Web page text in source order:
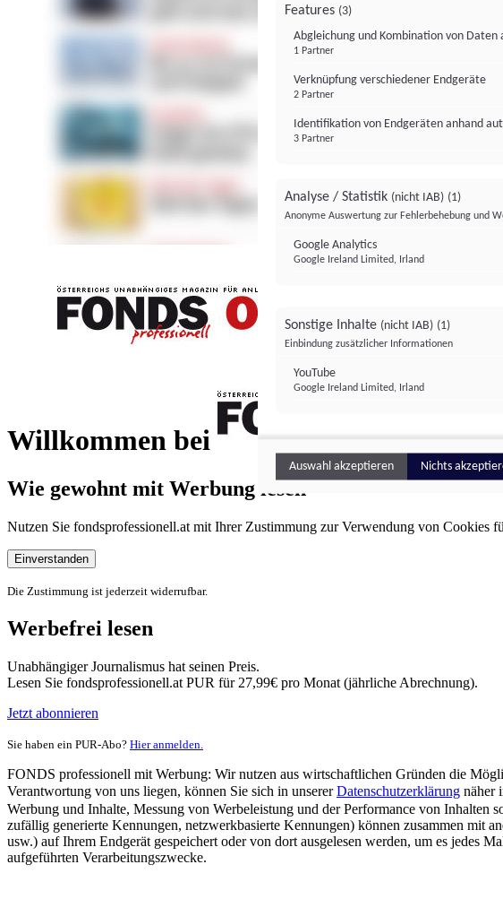
Willkommen bei
FONDS professionell
Wie gewohnt mit Werbung lesen
Nutzen Sie fondsprofessionell.at mit Ihrer Zustimmung zur Verwendung von Cookies
Einverstanden
Die Zustimmung ist jederzeit widerrufbar.
Werbefrei lesen
Unabhängiger Journalismus hat seinen Preis.
Lesen Sie fondsprofessionell.at PUR für 27,99€ pro Monat (jährliche Abrechnung).
Jetzt abonnieren
Sie haben ein PUR-Abo? Hier anmelden.
FONDS professionell mit Werbung: Wir nutzen aus wirtschaftlichen Gründen die
Verantwortung von uns liegen, können Sie sich in unsererDatenschutzerklärung näher
Werbung und Inhalte, Messung von Werbeleistung und der Performance von
zufällig generierte Kennungen, netzwerkbasierte Kennungen) können zusammen mit
usw.) auf Ihrem Endgerät gespeichert oder von dort ausgelesen werden, um es jedes
aufgeführten Verarbeitungszwecke.
Features (3)
Abgleichung und Kombination von Daten
1 Partner
Verknüpfung verschiedener Endgeräte
2 Partner
Identifikation von Endgeräten anhand
3 Partner
Analyse / Statistik (nicht IAB) (1)
Anonyme Auswertung zur Fehlerbehebung und
Google Analytics
Google Ireland Limited, Irland
Sonstige Inhalte (nicht IAB) (1)
Einbindung zusätzlicher Informationen
YouTube
Google Ireland Limited, Irland
Auswahl akzeptieren Nichts